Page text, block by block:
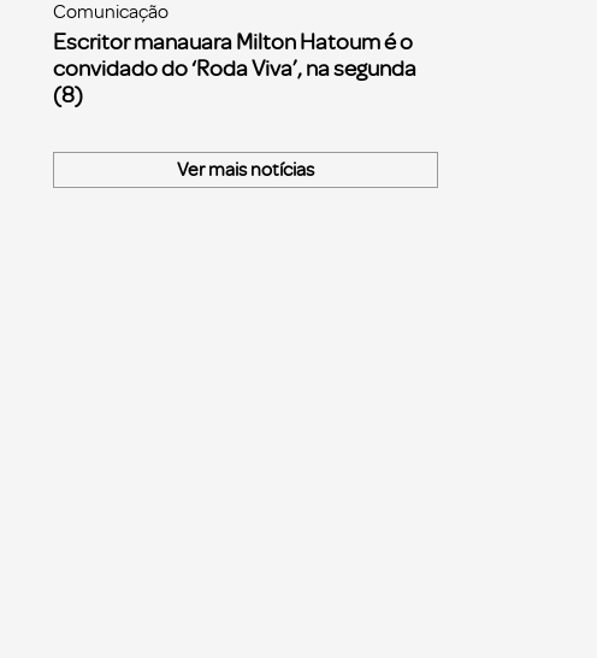
Comunicação
Escritor manauara Milton Hatoum é o
convidado do ‘Roda Viva’, na segunda
(8)
Ver mais notícias